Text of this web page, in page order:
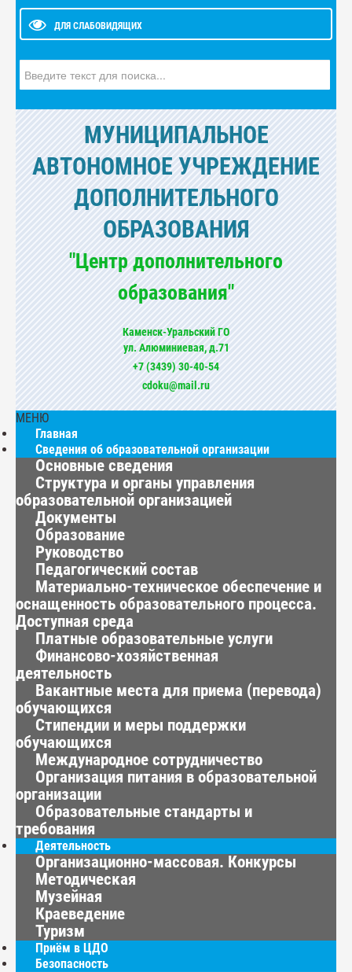
ДЛЯ СЛАБОВИДЯЩИХ
МУНИЦИПАЛЬНОЕ
АВТОНОМНОЕ УЧРЕЖДЕНИЕ
ДОПОЛНИТЕЛЬНОГО
ОБРАЗОВАНИЯ
"Центр дополнительного
образования"
Каменск-Уральский ГО
ул. Алюминиевая, д.71
+7 (3439) 30-40-54
cdoku@mail.ru
МЕНЮ
Главная
Сведения об образовательной организации
Основные сведения
Структура и органы управления
образовательной организацией
Документы
Образование
Руководство
Педагогический состав
Материально-техническое обеспечение и
оснащенность образовательного процесса.
Доступная среда
Платные образовательные услуги
Финансово-хозяйственная
деятельность
Вакантные места для приема (перевода)
обучающихся
Стипендии и меры поддержки
обучающихся
Международное сотрудничество
Организация питания в образовательной
организации
Образовательные стандарты и
требования
Деятельность
Организационно-массовая. Конкурсы
Методическая
Музейная
Краеведение
Туризм
Приём в ЦДО
Безопасность